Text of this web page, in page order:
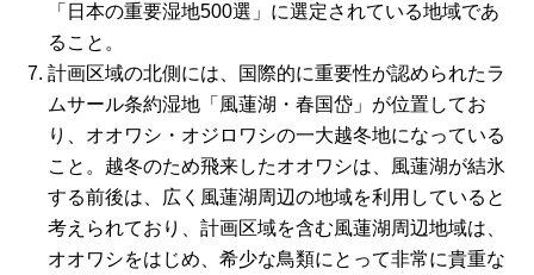
「日本の重要湿地500選」に選定されている地域であ
ること。
計画区域の北側には、国際的に重要性が認められたラ
ムサール条約湿地「風蓮湖・春国岱」が位置してお
り、オオワシ・オジロワシの一大越冬地になっている
こと。越冬のため飛来したオオワシは、風蓮湖が結氷
する前後は、広く風蓮湖周辺の地域を利用していると
考えられており、計画区域を含む風蓮湖周辺地域は、
オオワシをはじめ、希少な鳥類にとって非常に貴重な